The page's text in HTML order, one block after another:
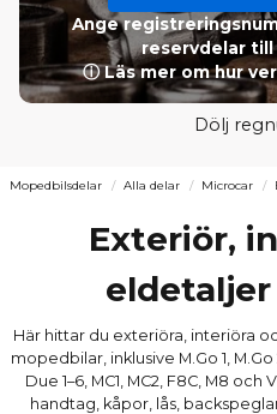
Ange
reservdelar
ⓘ Läs mer om hur
Dölj
Mopedbilsdelar Alla delar Microcar
Exteriör,
Här hittar du exteriöra, interiöra
mopedbilar, inklusive M.Go 1, M.Go
Due 1–6, MC1, MC2, F8C, M8
handtag, kåpor, lås,